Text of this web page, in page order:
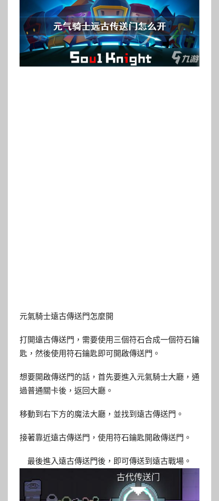
元氣騎士遠古傳送門怎麼開
打開遠古傳送門，需要使用三個符石合成一個符石鑰
匙，然後使用符石鑰匙即可開啟傳送門。
想要開啟傳送門的話，首先要進入元氣騎士大廳，通
過普通關卡後，返回大廳。
移動到右下方的魔法大廳，並找到遠古傳送門。
接著靠近遠古傳送門，使用符石鑰匙開啟傳送門。
最後進入遠古傳送門後，即可傳送到遠古戰場。